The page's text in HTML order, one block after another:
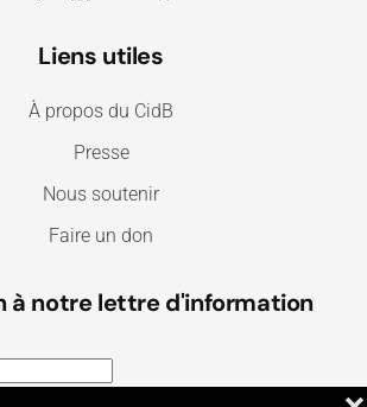
Liens utiles
À propos du CidB
Presse
Nous soutenir
Faire un don
à notre lettre d'information